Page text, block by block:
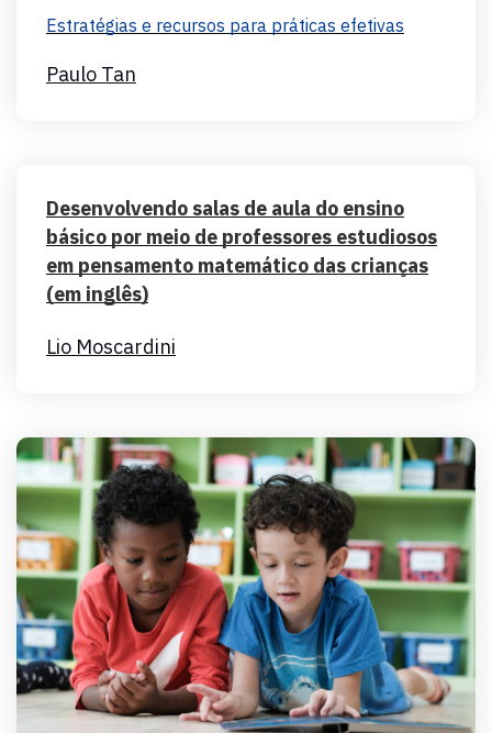
Estratégias e recursos para práticas efetivas
Paulo Tan
Desenvolvendo salas de aula do ensino
básico por meio de professores estudiosos
em pensamento matemático das crianças
(em inglês)
Lio Moscardini